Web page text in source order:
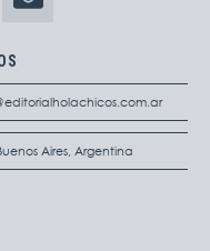
Aires, Argentina